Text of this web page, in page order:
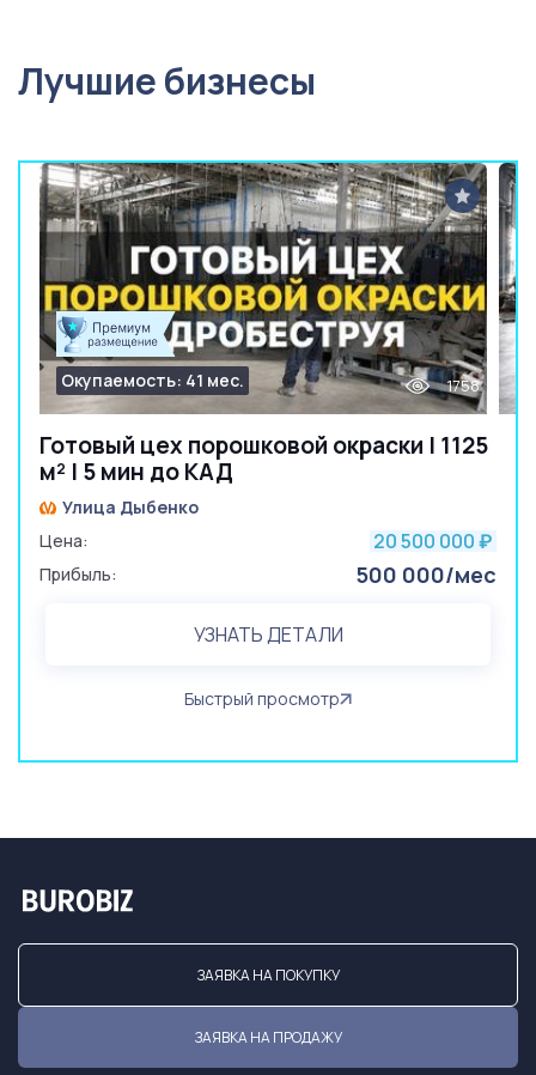
Лучшие бизнесы
Готовый цех порошковой окраски | 1125
м² | 5 мин до КАД
Окупаемость: 41 мес. 1758
Улица Дыбенко
Цена:
20 500 000 ₽
Прибыль: 500 000/мес
УЗНАТЬ ДЕТАЛИ
Быстрый просмотр
ЗАЯВКА НА ПОКУПКУ
ЗАЯВКА НА ПРОДАЖУ